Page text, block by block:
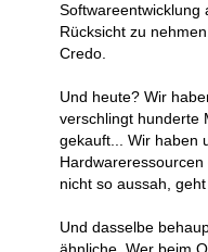
Softwareentwicklung
Rücksicht zu
Credo.
Und heute? Wir
verschlingt hunderte
gekauft... Wir haben
nicht so aussah,
Und dasselbe